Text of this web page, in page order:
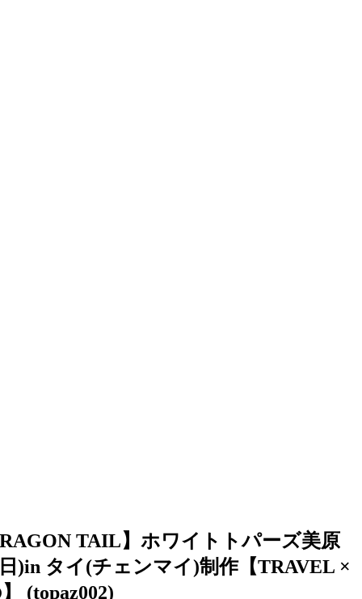
TAIL】ホワイトトパーズ美原
)in タイ(チェンマイ)制作【TRAVEL ×
(topaz002)